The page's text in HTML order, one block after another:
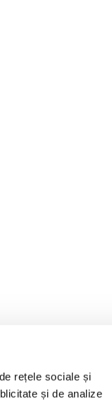
rețele sociale și
și de analize